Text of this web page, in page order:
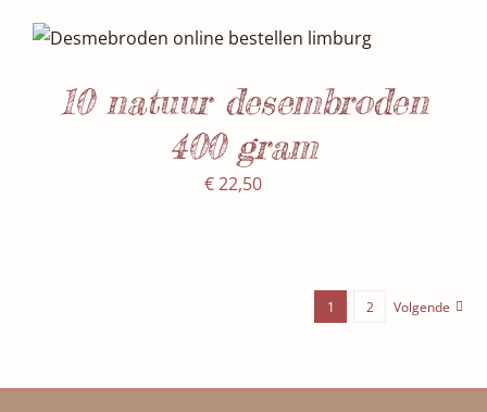
SELECTEER DATUM(S) /
10 natuur desembroden
400 gram
€22,50
1 2 Volgende